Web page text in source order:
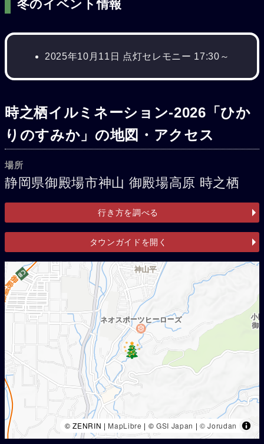
冬のイベント情報
2025年10月11日 点灯セレモニー 17:30～
時之栖イルミネーション-2026「ひか
りのすみか」の地図・アクセス
場所
静岡県御殿場市神山 御殿場高原 時之栖
行き方を調べる
タウンガイドを開く
© ZENRIN | MapLibre | © GSI Japan | © Jorudan